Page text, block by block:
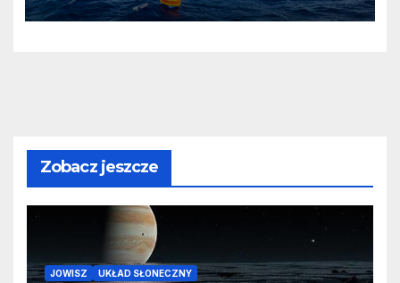
Zobacz jeszcze
JOWISZ UKŁAD SŁONECZNY